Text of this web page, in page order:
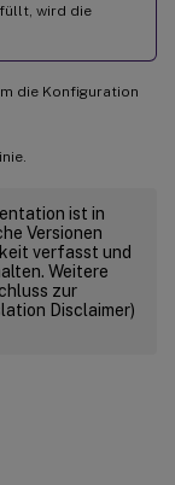
wird die
die Konfiguration
ist in
Versionen
verfasst und
Weitere
zur
Disclaimer)